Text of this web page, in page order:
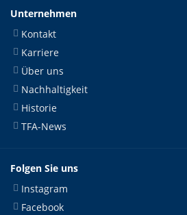
Unternehmen
Kontakt
Karriere
Über uns
Nachhaltigkeit
Historie
TFA-News
Folgen Sie uns
Instagram
Facebook